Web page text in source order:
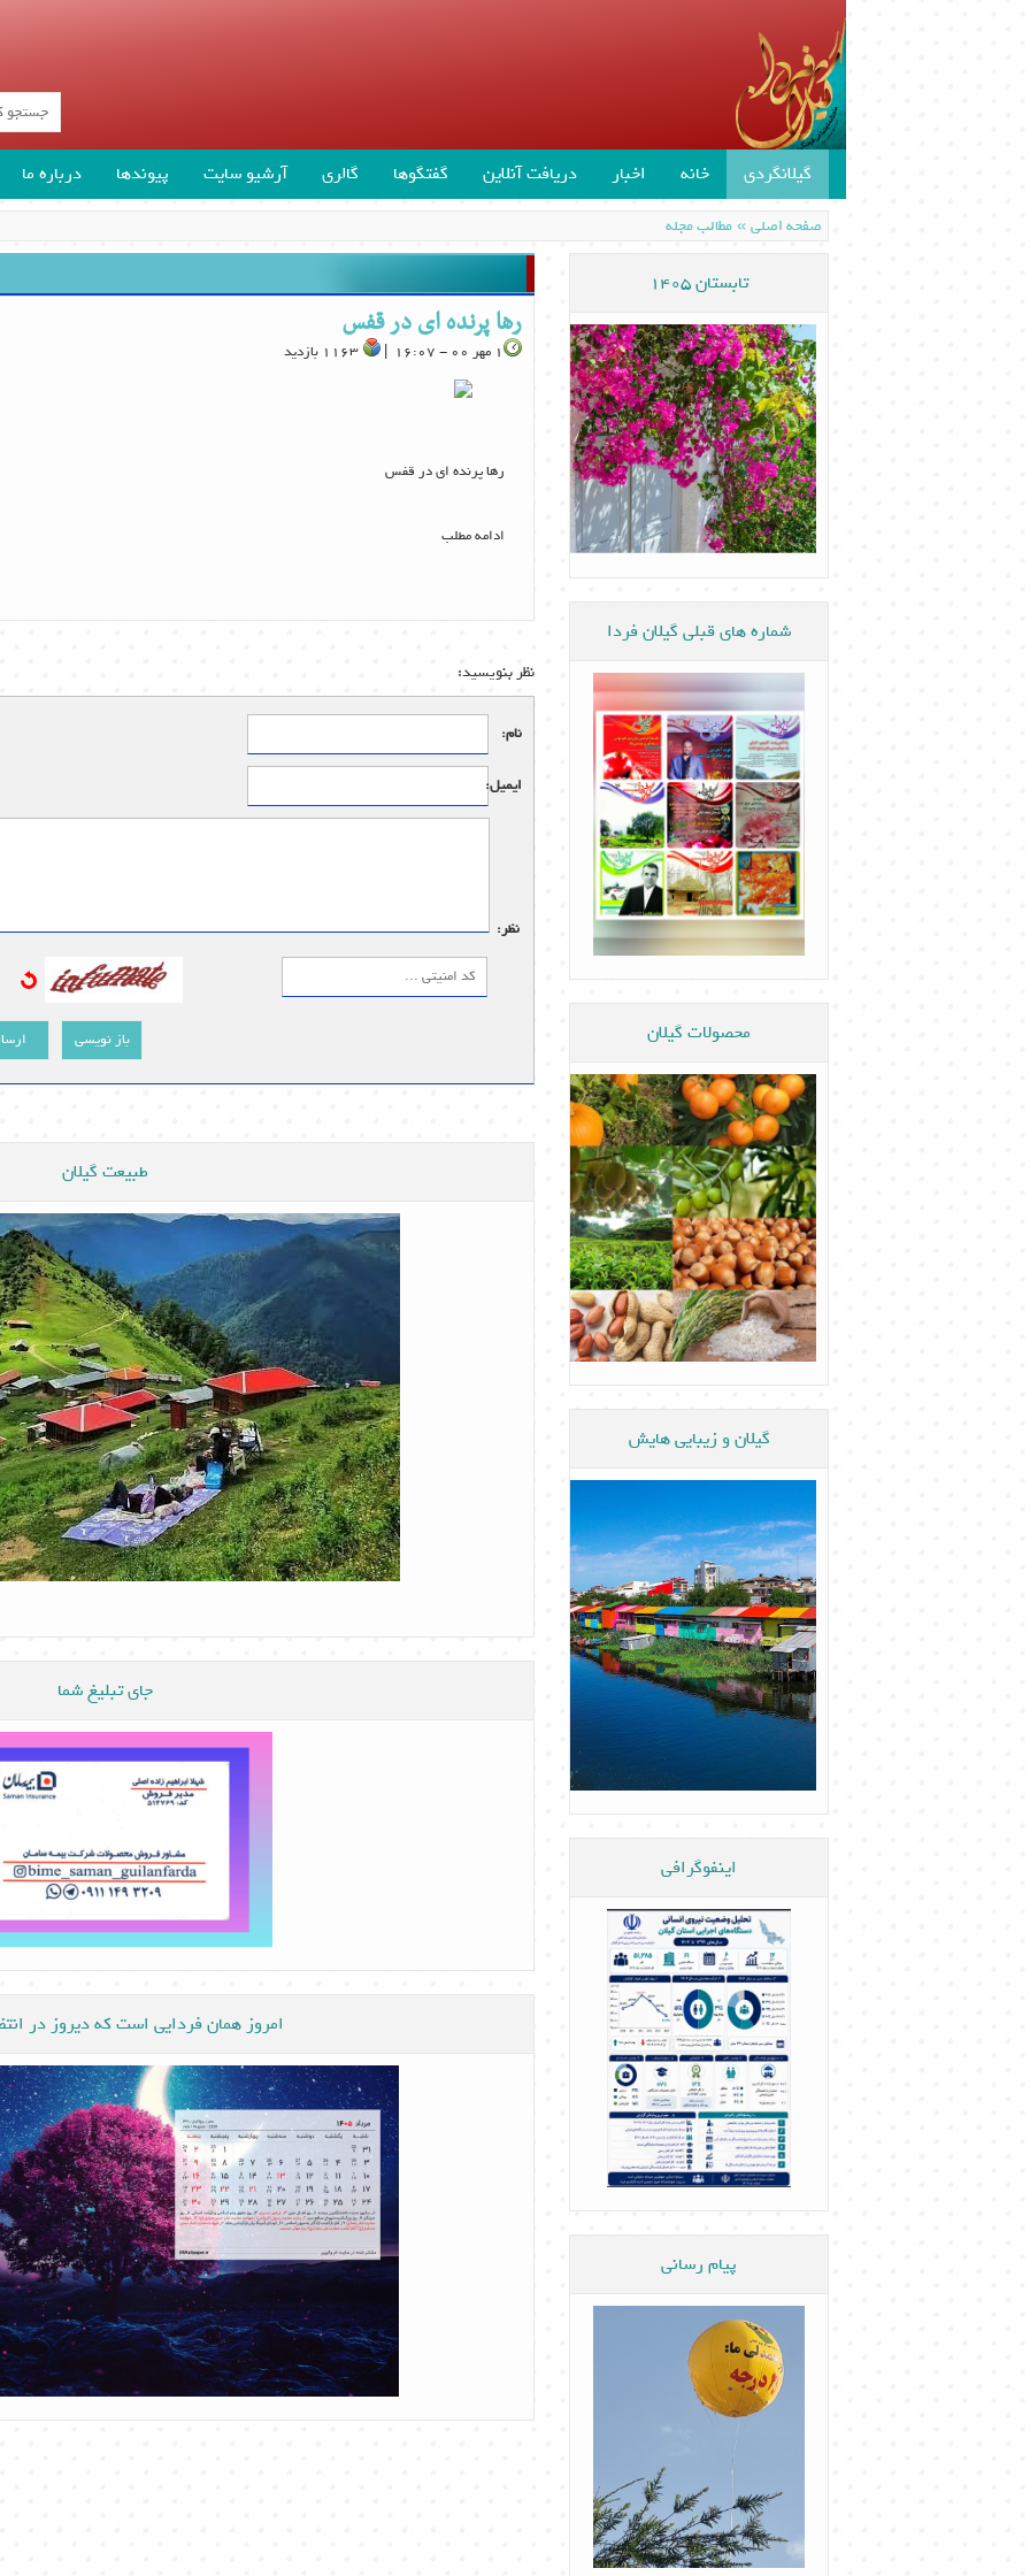
گیلانگردی خانه اخبار دریافت آنلاین گفتگوها گالری آرشیو سایت پیوندها درباره ما
صفحه اصلی»مطالب مجله
رها پرنده ای در قفس
1 مهر 00 - 16:07 |
رها پرنده ای در قفس
ادامه مطلب
نظر بنویسید:
نام:
ایمیل:
نظر:
باز نویسی
طبیعت گیلان
جای تبلیغ شما
امروز همان فردایی است که دیروز در
تابستان 1405
شماره های قبلی گیلان فردا
محصولات گیلان
گیلان و زیبایی هایش
اینفوگرافی
پیام رسانی